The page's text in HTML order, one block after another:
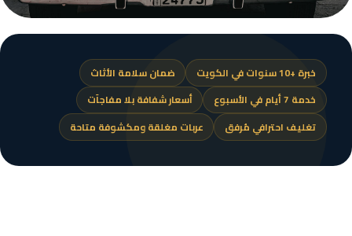
خبرة +10 سنوات في الكويت
ضمان سلامة الأثاث
خدمة 7 أيام في الأسبوع
أسعار شفافة بلا مفاجآت
تغليف احترافي مُرفق
عربات مغلقة ومكشوفة متاحة